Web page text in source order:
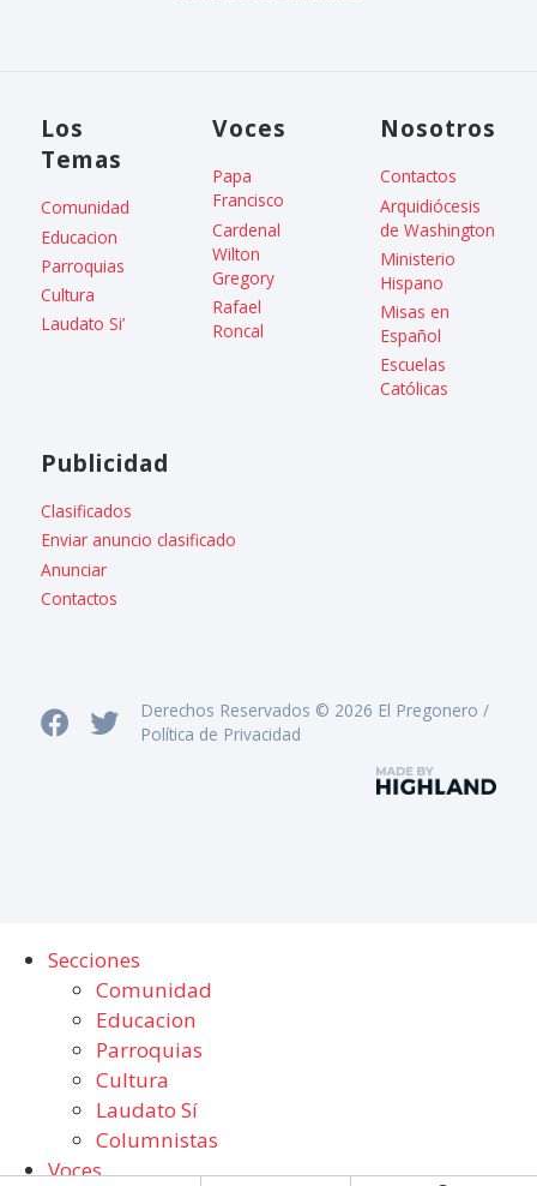
Los
Temas
Comunidad
Educacion
Parroquias
Cultura
Laudato Si’
Voces
Papa
Francisco
Cardenal
Wilton
Gregory
Rafael
Roncal
Nosotros
Contactos
Arquidiócesis
de Washington
Ministerio
Hispano
Misas en
Español
Escuelas
Católicas
Publicidad
Clasificados
Enviar anuncio clasificado
Anunciar
Contactos
Derechos Reservados © 2026 El Pregonero /
Política de Privacidad
Secciones
Comunidad
Educacion
Parroquias
Cultura
Laudato Sí
Columnistas
Voces